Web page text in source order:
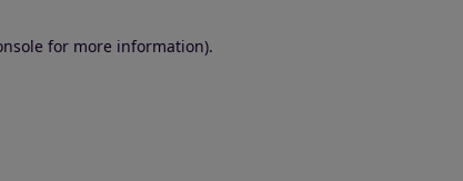
for more information).